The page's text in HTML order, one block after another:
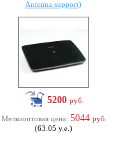
Antenna support)
5200 руб.
Мелкооптовая цена: 5044 руб.
(63.05 у.е.)